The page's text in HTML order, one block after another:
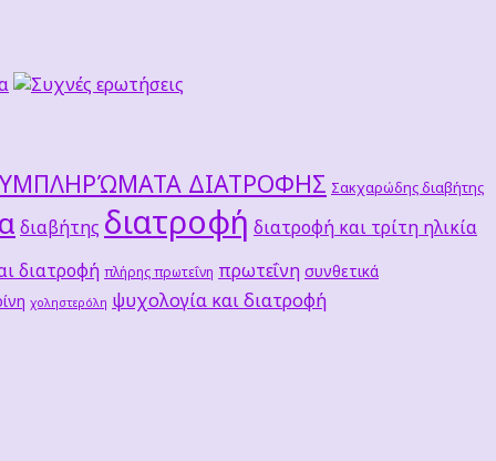
ΔΙΑΤΡΟΦΗΣ Σακχαρώδης διαβήτης
διαβήτης διατροφή διατροφή και τρίτη ηλικία
διατροφή πλήρης πρωτεΐνη πρωτεΐνη συνθετικά
χοληστερόλη ψυχολογία και διατροφή